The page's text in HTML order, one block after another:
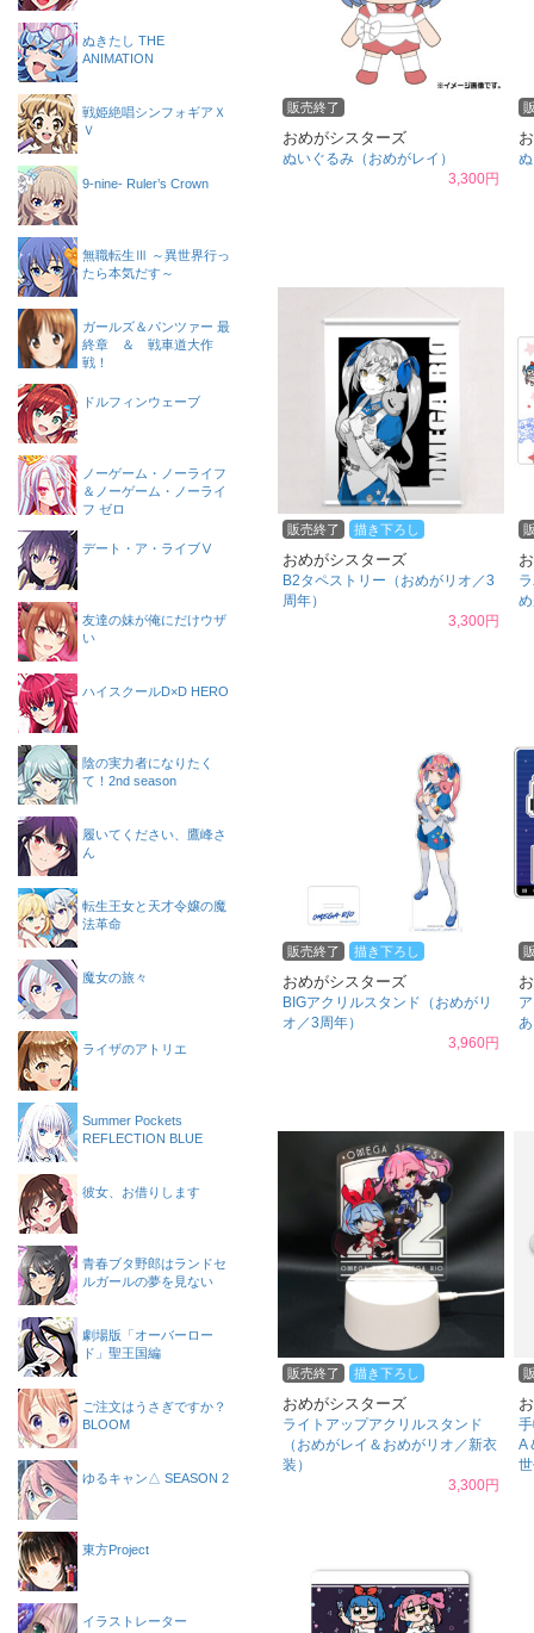
販売終了
おめがシスターズ
ぬいぐるみ（おめがレイ）
3,300円
販売終了 描き下ろし
おめがシスターズ
B2タペストリー（おめがリオ／3
周年）
3,300円
販売終了 描き下ろし
おめがシスターズ
BIGアクリルスタンド（おめがリ
オ／3周年）
3,960円
販売終了 描き下ろし
おめがシスターズ
ライトアップアクリルスタンド
（おめがレイ＆おめがリオ／新衣
装）
3,300円
A
ぬきたし THE
ANIMATION
戦姫絶唱シンフォギアＸ
Ｖ
9-nine- Ruler’s Crown
無職転生Ⅲ ～異世界行っ
たら本気だす～
ガールズ＆パンツァー 最
終章 ＆ 戦車道大作
戦！
ドルフィンウェーブ
ノーゲーム・ノーライフ
＆ノーゲーム・ノーライ
フ ゼロ
デート・ア・ライブⅤ
友達の妹が俺にだけウザ
い
ハイスクールD×D HERO
陰の実力者になりたく
て！2nd season
履いてください、鷹峰さ
ん
転生王女と天才令嬢の魔
法革命
魔女の旅々
ライザのアトリエ
Summer Pockets
REFLECTION BLUE
彼女、お借りします
青春ブタ野郎はランドセ
ルガールの夢を見ない
劇場版「オーバーロー
ド」聖王国編
ご注文はうさぎですか？
BLOOM
ゆるキャン△ SEASON 2
東方Project
イラストレーター